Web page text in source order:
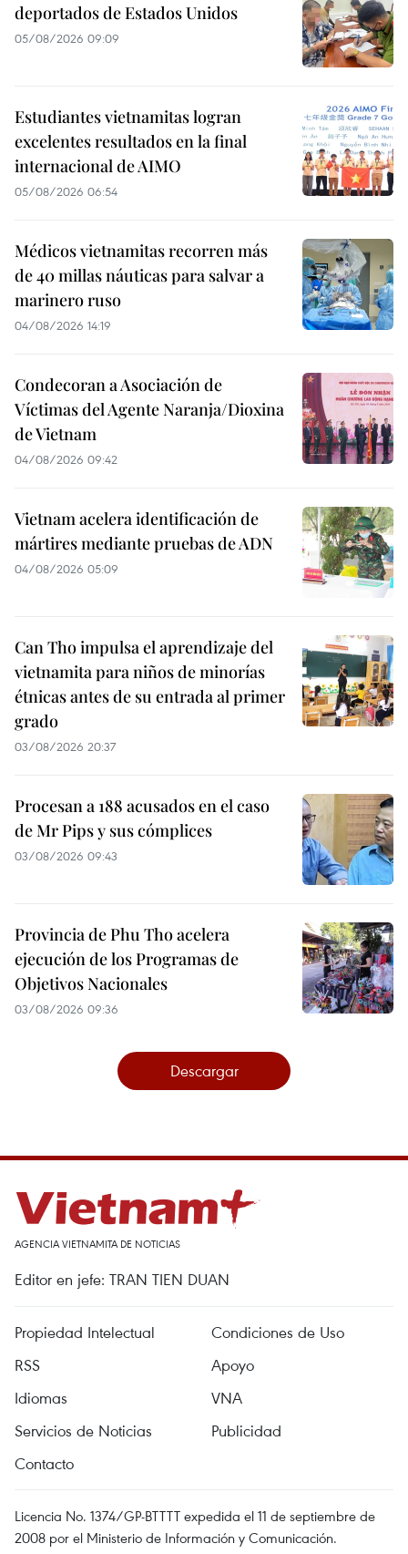
deportados de Estados Unidos
05/08/2026 09:09
Estudiantes vietnamitas logran
excelentes resultados en la final
internacional de AIMO
05/08/2026 06:54
Médicos vietnamitas recorren más
de 40 millas náuticas para salvar a
marinero ruso
04/08/2026 14:19
Condecoran a Asociación de
Víctimas del Agente Naranja/Dioxina
de Vietnam
04/08/2026 09:42
Vietnam acelera identificación de
mártires mediante pruebas de ADN
04/08/2026 05:09
Can Tho impulsa el aprendizaje del
vietnamita para niños de minorías
étnicas antes de su entrada al primer
grado
03/08/2026 20:37
Procesan a 188 acusados en el caso
de Mr Pips y sus cómplices
03/08/2026 09:43
Provincia de Phu Tho acelera
ejecución de los Programas de
Objetivos Nacionales
03/08/2026 09:36
Descargar
AGENCIA VIETNAMITA DE NOTICIAS
Editor en jefe: TRAN TIEN DUAN
Propiedad Intelectual
Condiciones de Uso
RSS
Apoyo
Idiomas
VNA
Servicios de Noticias
Publicidad
Contacto
Licencia No. 1374/GP-BTTTT expedida el 11 de septiembre de
2008 por el Ministerio de Información y Comunicación.